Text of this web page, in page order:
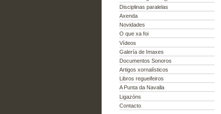
Disciplinas paralelas
Axenda
Novidades
O que xa foi
Vídeos
Galería de Imaxes
Documentos Sonoros
Artigos xornalísticos
Libros regueifeiros
A Punta da Navalla
Ligazóns
Contacto